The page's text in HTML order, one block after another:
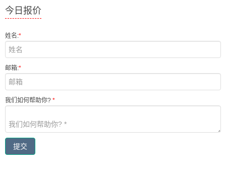
今日报价
姓名:*
邮箱:*
我们如何帮助你? *
提交